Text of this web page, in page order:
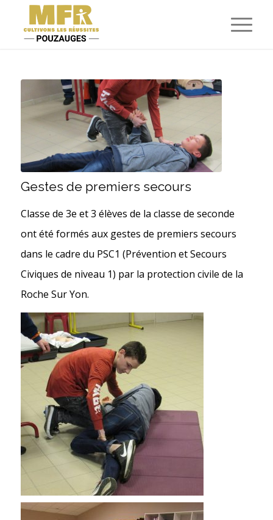
Gestes de premiers secours
Classe de 3e et 3 élèves de la classe de seconde
ont été formés aux gestes de premiers secours
dans le cadre du PSC1 (Prévention et Secours
Civiques de niveau 1) par la protection civile de la
Roche Sur Yon.